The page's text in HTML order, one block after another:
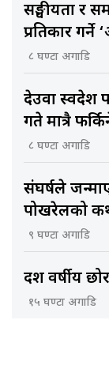
सङ्घीयता र
प्रतिकार गर्ने
८ घण्टा अगाडि
देउवा स्वदेश
गते मात्रै
८ घण्टा अगाडि
संघर्षले
पोखरेलको
९ घण्टा अगाडि
दश वर्षीय
१५ घण्टा अगाडि